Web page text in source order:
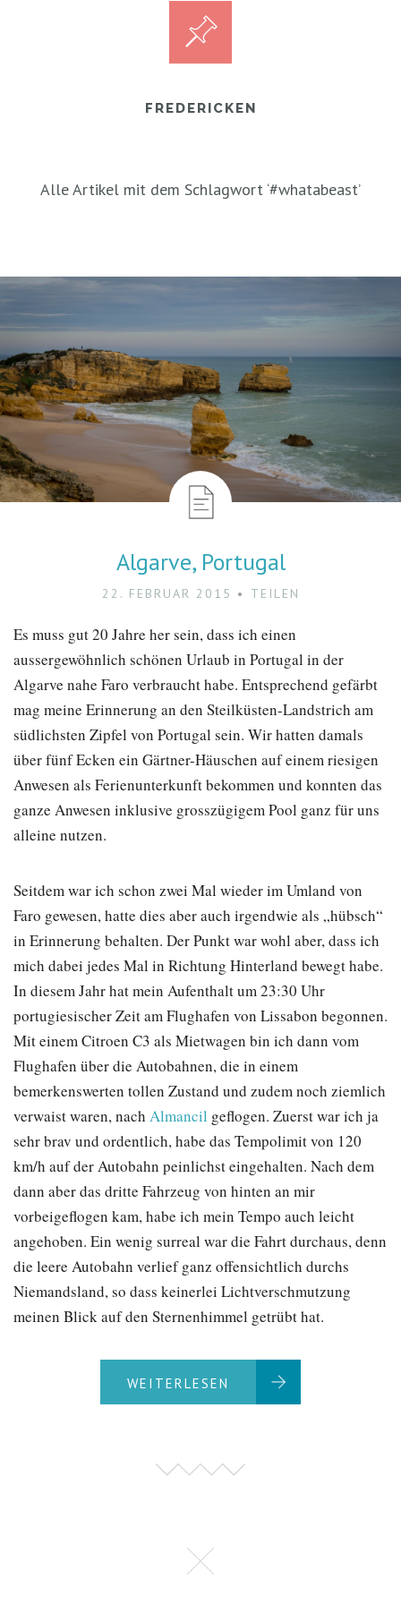
FREDERICKEN
Alle Artikel mit dem Schlagwort ‘#whatabeast’
Algarve, Portugal
22. FEBRUAR 2015 TEILEN
Es muss gut 20 Jahre her sein, dass ich einen
aussergewöhnlich schönen Urlaub in Portugal in der
Algarve nahe Faro verbraucht habe. Entsprechend gefärbt
mag meine Erinnerung an den Steilküsten-Landstrich am
südlichsten Zipfel von Portugal sein. Wir hatten damals
über fünf Ecken ein Gärtner-Häuschen auf einem riesigen
Anwesen als Ferienunterkunft bekommen und konnten das
ganze Anwesen inklusive grosszügigem Pool ganz für uns
alleine nutzen.
Seitdem war ich schon zwei Mal wieder im Umland von
Faro gewesen, hatte dies aber auch irgendwie als „hübsch“
in Erinnerung behalten. Der Punkt war wohl aber, dass ich
mich dabei jedes Mal in Richtung Hinterland bewegt habe.
In diesem Jahr hat mein Aufenthalt um 23:30 Uhr
portugiesischer Zeit am Flughafen von Lissabon begonnen.
Mit einem Citroen C3 als Mietwagen bin ich dann vom
Flughafen über die Autobahnen, die in einem
bemerkenswerten tollen Zustand und zudem noch ziemlich
verwaist waren, nach Almancil geflogen. Zuerst war ich ja
sehr brav und ordentlich, habe das Tempolimit von 120
km/h auf der Autobahn peinlichst eingehalten. Nach dem
dann aber das dritte Fahrzeug von hinten an mir
vorbeigeflogen kam, habe ich mein Tempo auch leicht
angehoben. Ein wenig surreal war die Fahrt durchaus, denn
die leere Autobahn verlief ganz offensichtlich durchs
Niemandsland, so dass keinerlei Lichtverschmutzung
meinen Blick auf den Sternenhimmel getrübt hat.
WEITERLESEN